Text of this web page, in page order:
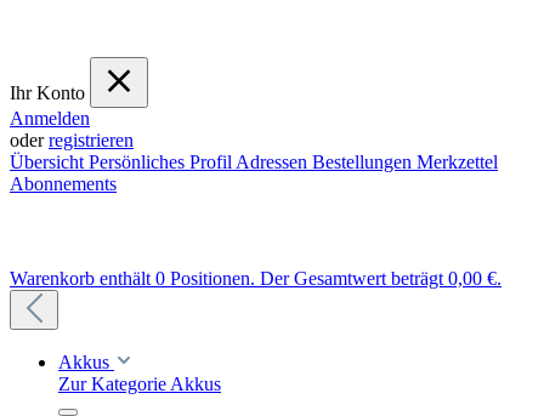
Ihr Konto
Anmelden
oderregistrieren
Übersicht Persönliches Profil Adressen Bestellungen Merkzettel
Abonnements
Warenkorb enthält 0 Positionen. Der Gesamtwert beträgt 0,00 €.
Akkus
Zur Kategorie Akkus